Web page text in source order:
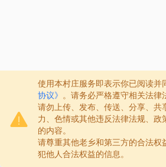
使用本村庄服务即表示你已阅读并
协议》
。请务必严格遵守相关法律
请勿上传、发布、传送、分享、共
力、色情或其他违反法律法规、政
的内容。
请尊重其他老乡和第三方的合法权
犯他人合法权益的信息。